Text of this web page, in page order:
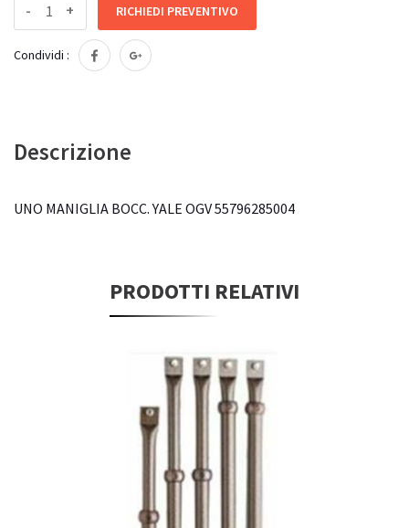
- + RICHIEDI PREVENTIVO
Condividi :
Descrizione
UNO MANIGLIA BOCC. YALE OGV 55796285004
PRODOTTI RELATIVI